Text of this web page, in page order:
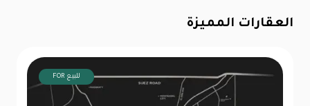
العقارات المميزة
FOR للبيع